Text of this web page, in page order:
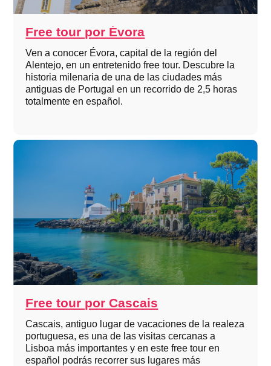
Free tour por Évora
Ven a conocer Évora, capital de la región del
Alentejo, en un entretenido free tour. Descubre la
historia milenaria de una de las ciudades más
antiguas de Portugal en un recorrido de 2,5 horas
totalmente en español.
Free tour por Cascais
Cascais, antiguo lugar de vacaciones de la realeza
portuguesa, es una de las visitas cercanas a
Lisboa más importantes y en este free tour en
español podrás recorrer sus lugares más